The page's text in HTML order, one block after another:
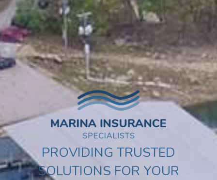
PROVIDING TRUSTED
SOLUTIONS FOR YOUR